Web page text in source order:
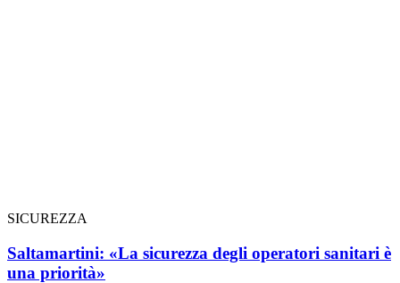
SICUREZZA
Saltamartini: «La sicurezza degli operatori sanitari è
una priorità»